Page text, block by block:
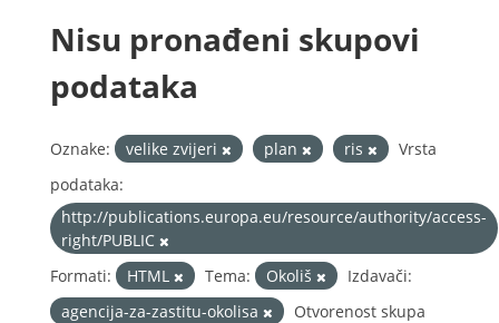
Nisu pronađeni skupovi
podataka
Oznake: velike zvijeri plan ris
Vrsta
podataka:
http://publications.europa.eu/resource/authority/access-
right/PUBLIC
Formati:
HTML Tema: Okoliš
Izdavači:
agencija-za-zastitu-okolisa
Otvorenost skupa